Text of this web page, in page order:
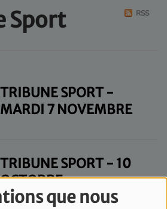
que nous
Sport RSS
TRIBUNE SPORT -
MARDI 7 NOVEMBRE
TRIBUNE SPORT - 10
OCTOBRE